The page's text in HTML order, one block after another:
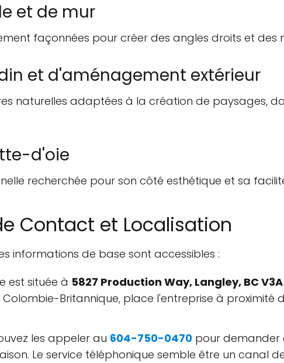
et de mur
façonnées pour créer des angles droits et des
et d'aménagement extérieur
naturelles adaptées à la création de paysages,
d'oie
recherchée pour son côté esthétique et sa
Contact et Localisation
informations de base sont accessibles :
est située à 5827 Production Way, Langley, BC
Colombie-Britannique, place l'entreprise à proximité
les appeler au 604-750-0470 pour demander
Le service téléphonique semble être un canal